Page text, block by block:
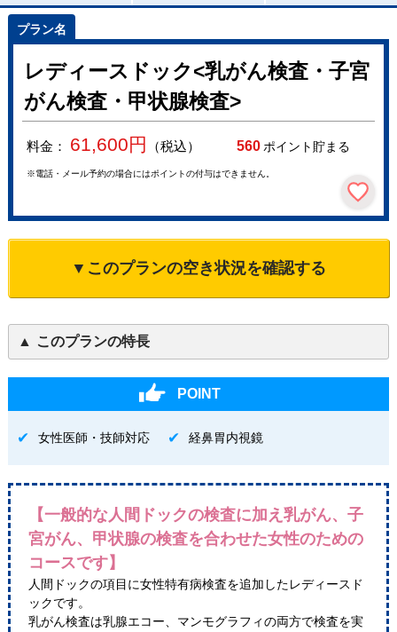
レディースドック<乳がん検査・子宮
がん検査・甲状腺検査>
料金： 61,600円 （税込） 560ポイント貯まる
※電話・メール予約の場合にはポイントの付与はできません。
▼このプランの空き状況を確認する
このプランの特長
POINT
女性医師・技師対応 経鼻胃内視鏡
【一般的な人間ドックの検査に加え乳がん、子
宮がん、甲状腺の検査を合わせた女性のための
コースです】
人間ドックの項目に女性特有病検査を追加したレディースド
ックです。
乳がん検査は乳腺エコー、マンモグラフィの両方で検査を実